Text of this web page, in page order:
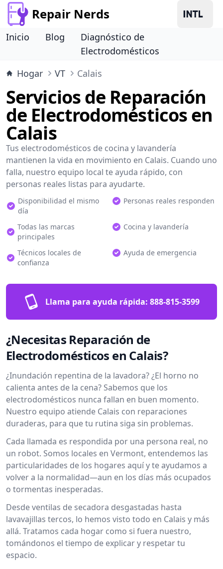
Repair Nerds
Inicio Blog
Diagnóstico de
Electrodomésticos
Hogar
VT Calais
Servicios de Reparación
de Electrodomésticos en
Calais
Tus electrodomésticos de cocina y lavandería
mantienen la vida en movimiento en Calais. Cuando uno
falla, nuestro equipo local te ayuda rápido, con
personas reales listas para ayudarte.
Disponibilidad el mismo
día
Personas reales responden
Todas las marcas
principales
Cocina y lavandería
Técnicos locales de
confianza
Ayuda de emergencia
Llama para ayuda rápida: 888-815-3599
¿Necesitas Reparación de
Electrodomésticos en Calais?
¿Inundación repentina de la lavadora? ¿El horno no
calienta antes de la cena? Sabemos que los
electrodomésticos nunca fallan en buen momento.
Nuestro equipo atiende Calais con reparaciones
duraderas, para que tu rutina siga sin problemas.
Cada llamada es respondida por una persona real, no
un robot. Somos locales en Vermont, entendemos las
particularidades de los hogares aquí y te ayudamos a
volver a la normalidad—aun en los días más ocupados
o tormentas inesperadas.
Desde ventilas de secadora desgastadas hasta
lavavajillas tercos, lo hemos visto todo en Calais y más
allá. Tratamos cada hogar como si fuera nuestro,
tomándonos el tiempo de explicar y respetar tu
espacio.